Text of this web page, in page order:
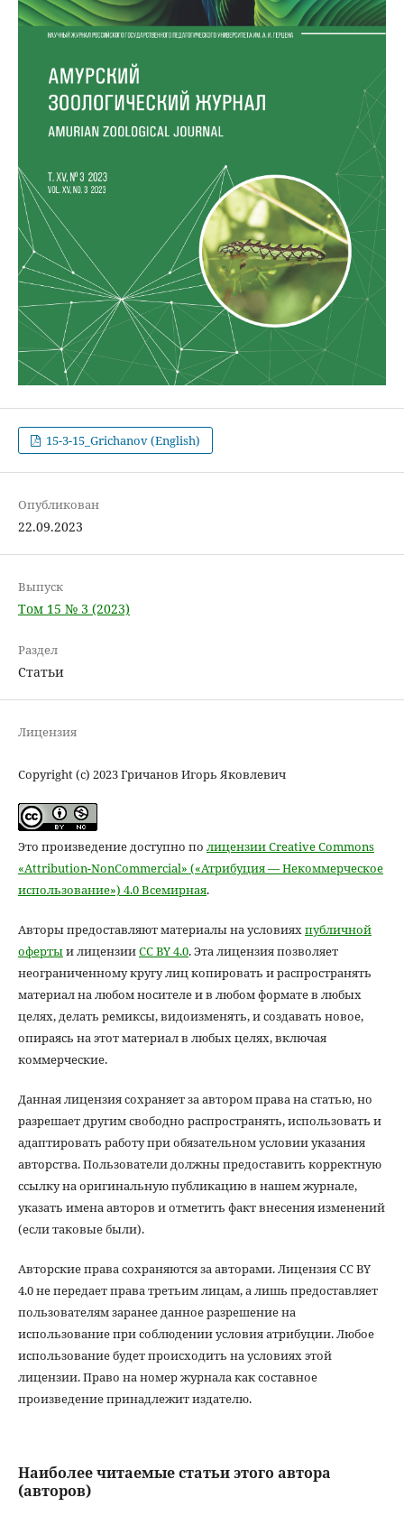
15-3-15_Grichanov (English)
Опубликован
22.09.2023
Выпуск
Том 15 № 3 (2023)
Раздел
Статьи
Лицензия
Copyright (c) 2023 Гричанов Игорь Яковлевич
Это произведение доступно по лицензии Creative Commons
«Attribution-NonCommercial» («Атрибуция — Некоммерческое
использование») 4.0 Всемирная.
Авторы предоставляют материалы на условияхпубличной
офертыи лицензииCC BY 4.0. Эта лицензия позволяет
неограниченному кругу лиц копировать и распространять
материал на любом носителе и в любом формате в любых
целях, делать ремиксы, видоизменять, и создавать новое,
опираясь на этот материал в любых целях, включая
коммерческие.
Данная лицензия сохраняет за автором права на статью, но
разрешает другим свободно распространять, использовать и
адаптировать работу при обязательном условии указания
авторства. Пользователи должны предоставить корректную
ссылку на оригинальную публикацию в нашем журнале,
указать имена авторов и отметить факт внесения изменений
(если таковые были).
Авторские права сохраняются за авторами. Лицензия CC BY
4.0 не передает права третьим лицам, а лишь предоставляет
пользователям заранее данное разрешение на
использование при соблюдении условия атрибуции. Любое
использование будет происходить на условиях этой
лицензии. Право на номер журнала как составное
произведение принадлежит издателю.
Наиболее читаемые статьи этого автора
(авторов)